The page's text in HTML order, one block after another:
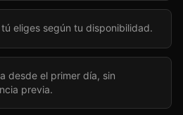
eliges según tu disponibilidad.
desde el primer día, sin
previa.